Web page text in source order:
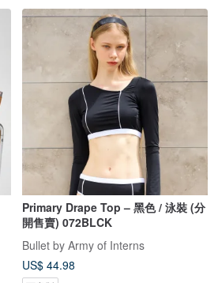
Primary Drape Top – 黑色 / 泳裝 (分
開售賣) 072BLCK
Bullet by Army of Interns
US$ 44.98